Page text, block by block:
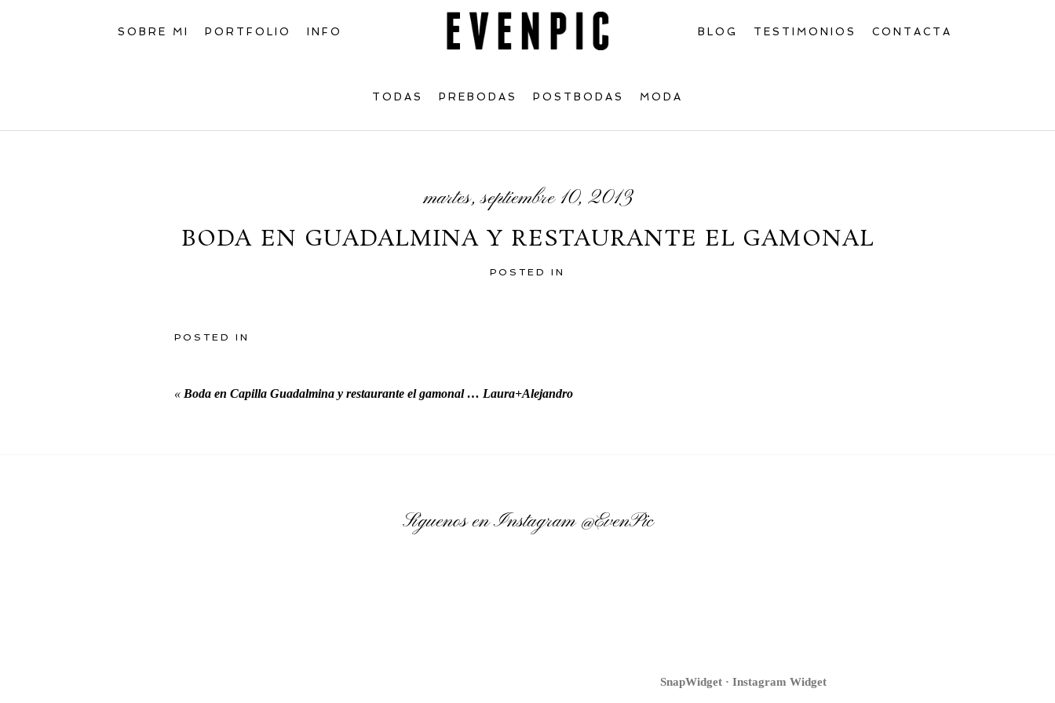
SOBRE MI PORTFOLIO INFO BLOG TESTIMONIOS CONTACTA
TODAS PREBODAS POSTBODAS MODA
martes, septiembre 10, 2013
BODA EN GUADALMINA Y RESTAURANTE EL GAMONAL
POSTED IN
POSTED IN
« Boda en Capilla Guadalmina y restaurante el gamonal … Laura+Alejandro
Síguenos en Instagram@EvenPic
SnapWidget · Instagram Widget